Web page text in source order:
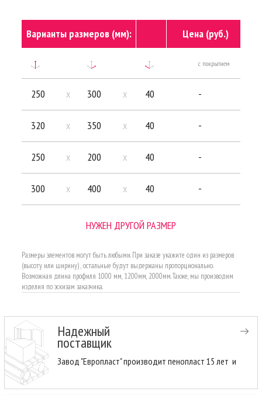
Варианты размеров (мм): Цена (руб.)
с покрытием
250 x 300 x 40 -
320 x 350 x 40 -
250 x 200 x 40 -
300 x 400 x 40 -
НУЖЕН ДРУГОЙ РАЗМЕР
Размеры элементов могут быть любыми. При заказе укажите один из размеров
(высоту или ширину) , остальные будут выдержаны пропорционально.
Возможная длина профиля 1000 мм, 1200мм, 2000мм. Также, мы производим
изделия по эскизам заказчика.
Надежный
поставщик
Завод "Европласт" производит пенопласт 15 лет и